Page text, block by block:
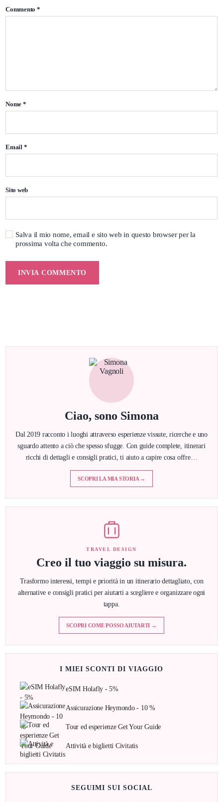
Commento *
Nome *
Email *
Sito web
Salva il mio nome, email e sito web in questo browser per la
prossima volta che commento.
Ciao, sono Simona
Dal 2019 racconto i luoghi attraverso esperienze vissute, ricerche e uno
sguardo attento a ciò che spesso sfugge. Con guide complete, itinerari
ricchi di dettagli e consigli pratici, ti aiuto a capire cosa offre…
SCOPRI LA MIA STORIA →
TRAVEL DESIGN
Creo il tuo viaggio su misura.
Trasformo interessi, tempi e priorità in un itinerario dettagliato, con
alternative e consigli pratici per aiutarti a scegliere e organizzare ogni
tappa.
SCOPRI COME POSSO AIUTARTI →
I MIEI SCONTI DI VIAGGIO
eSIM Holafly - 5%
Assicurazione Heymondo - 10 %
Tour ed esperienze Get Your Guide
Attività e biglietti Civitatis
SEGUIMI SUI SOCIAL